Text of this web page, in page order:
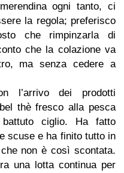
ogni tanto, ci
la regola; preferisco
che rimpinzarla di
che la colazione va
ma senza cedere a
l’arrivo dei prodotti
thè fresco alla pesca
ciglio. Ha fatto
scuse e ha finito tutto in
non è così scontata.
una lotta continua per